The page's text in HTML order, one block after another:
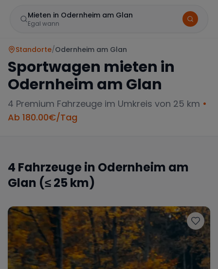
Mieten in Odernheim am Glan
Egal wann
Mercedes
Porsche Lamborghini
Wann
Zeitraum wählen
Standorte/Odernheim am Glan
Sportwagen mieten in
Odernheim am Glan
4 Premium Fahrzeuge im Umkreis von 25 km •
Ab 180.00€/Tag
4 Fahrzeuge in Odernheim am
Glan (≤ 25 km)